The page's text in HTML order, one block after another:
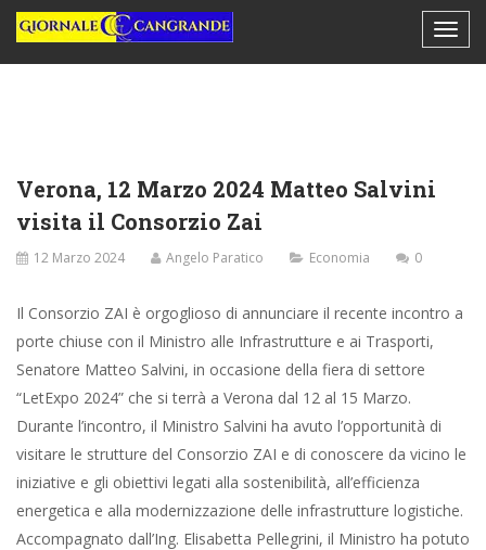
Verona, 12 Marzo 2024 Matteo Salvini
visita il Consorzio Zai
12 Marzo 2024 Angelo Paratico Economia 0
Il Consorzio ZAI è orgoglioso di annunciare il recente incontro a
porte chiuse con il Ministro alle Infrastrutture e ai Trasporti,
Senatore Matteo Salvini, in occasione della fiera di settore
“LetExpo 2024” che si terrà a Verona dal 12 al 15 Marzo.
Durante l’incontro, il Ministro Salvini ha avuto l’opportunità di
visitare le strutture del Consorzio ZAI e di conoscere da vicino le
iniziative e gli obiettivi legati alla sostenibilità, all’efficienza
energetica e alla modernizzazione delle infrastrutture logistiche.
Accompagnato dall’Ing. Elisabetta Pellegrini, il Ministro ha potuto